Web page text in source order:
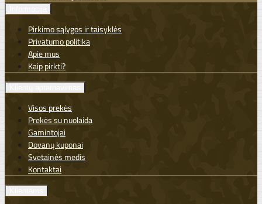
Pirkimo sąlygos ir taisyklės
Privatumo politika
Apie mus
Kaip pirkti?
Visos prekės
Prekės su nuolaida
Gamintojai
Dovanų kuponai
Svetainės medis
Kontaktai